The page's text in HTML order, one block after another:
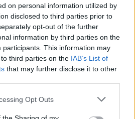
on personal information utilized by
disclosed to third parties prior to
opt-out of the further
information by third parties on the
participants. This information may
third parties on the IAB’s List of
that may further disclose it to other
Opt Outs
καλύτερο που μπορούσαμε. Τι
κάνουμε; Φωνάζαμε
αγνοούσαν...
γεγονότα! Πήρατε και έπαινο